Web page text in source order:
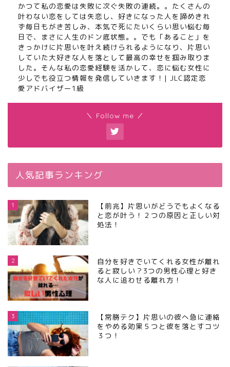
かつて私の恋愛は失敗に次ぐ失敗の連続。。たくさんの
叶わない恋をしては失恋し、好きになった人を諦めきれ
ず毎日もがき苦しみ、本気で死にたいくらい思い悩む毎
日で、まさに人生のドン底状態。。でも「あること」を
きっかけに片思いを叶え続けられるようになり、片思い
していた大好きな人を落として最高の幸せを掴み取りま
した。そんな私の恋愛経験を活かして、恋に悩む女性に
少しでも役立つ情報を発信していきます！| JLC認定恋
愛アドバイザー1級
＼ Follow me ／
人気記事ランキング
1
【前兆】片思いがどうでもよくなる
と恋が叶う！２つの原因と正しい対
処法！
2
自分を好きでいてくれる女性が離れ
ると寂しい？3つの男性心理と好き
な人に追わせる離れ方！
3
【常勝テク】片思いの彼へ急に連絡
をやめる効果５つと彼を落とすコツ
３つ！